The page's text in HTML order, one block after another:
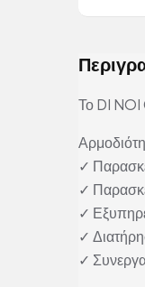
Το DI NOI
✓
✓
✓
✓
✓